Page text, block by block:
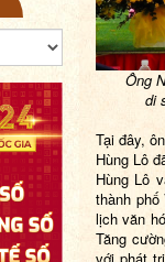
Ông
di
Tại đây,
Hùng Lô
Hùng Lô
thành
lịch văn
Tăng